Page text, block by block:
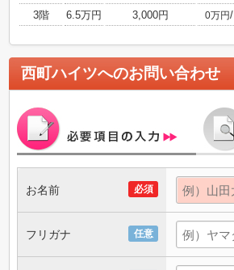
3階
6.5万円 3,000円 0万円/
西町ハイツへのお問い合わせ
必須
お名前
任意
フリガナ